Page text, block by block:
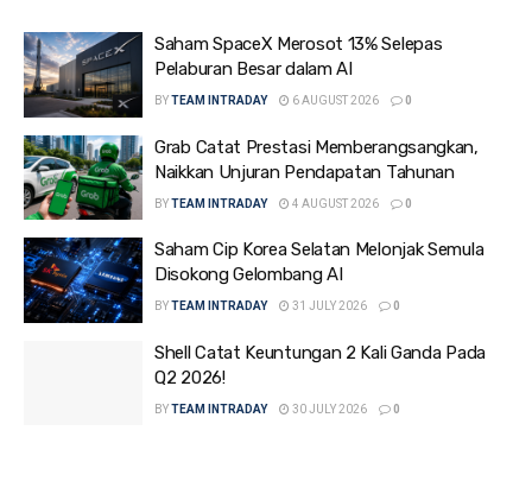
Saham SpaceX Merosot 13% Selepas
Pelaburan Besar dalam AI
BYTEAM INTRADAY 6 AUGUST 2026 0
Grab Catat Prestasi Memberangsangkan,
Naikkan Unjuran Pendapatan Tahunan
BYTEAM INTRADAY 4 AUGUST 2026 0
Saham Cip Korea Selatan Melonjak Semula
Disokong Gelombang AI
BYTEAM INTRADAY 31 JULY 2026 0
Shell Catat Keuntungan 2 Kali Ganda Pada
Q2 2026!
BYTEAM INTRADAY 30 JULY 2026 0